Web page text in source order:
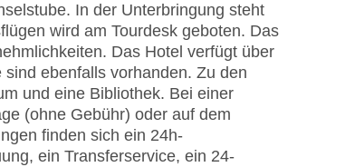
In der Unterbringung steht
wird am Tourdesk geboten. Das
Das Hotel verfügt über
ebenfalls vorhanden. Zu den
und eine Bibliothek. Bei einer
(ohne Gebühr) oder auf dem
finden sich ein 24h-
ein Transferservice, ein 24-